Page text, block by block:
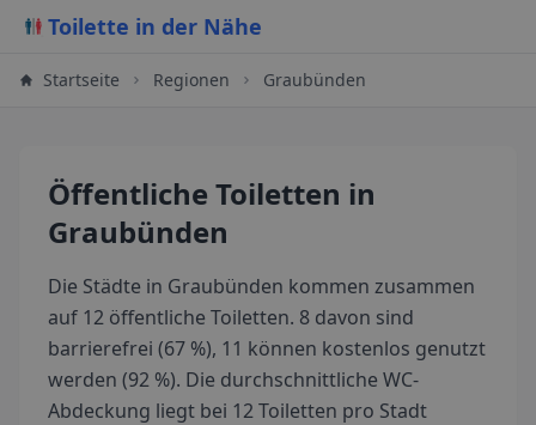
Toilette in der Nähe
Startseite Regionen Graubünden
Öffentliche Toiletten in
Graubünden
Die Städte in Graubünden kommen zusammen
auf 12 öffentliche Toiletten. 8 davon sind
barrierefrei (67 %), 11 können kostenlos genutzt
werden (92 %). Die durchschnittliche WC-
Abdeckung liegt bei 12 Toiletten pro Stadt